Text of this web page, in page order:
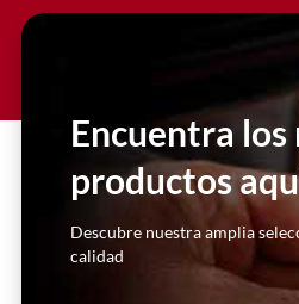
Encuentra los
productos
Descubre nuestra amplia
calidad